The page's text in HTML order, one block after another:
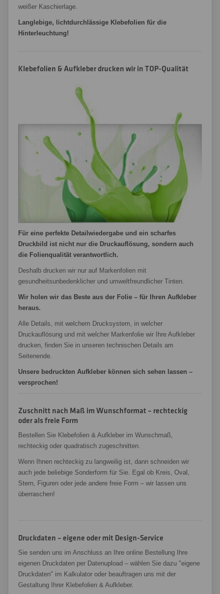
weißer Kaschierlage.
Langlebige, lichtdurchlässige Klebefolien für die
Hinterleuchtung!
Klebefolien & Aufkleber drucken wir in TOP-Qualität
Für eine perfekte Detailwiedergabe und ein scharfes
Druckbild ist nicht nur die Druckauflösung, sondern auch
die Folienqualität verantwortlich.
Deshalb drucken wir nur auf Markenfolien mit
gesundheitsunbedenklicher und umweltfreundlicher Tinten.
Wir holen wir das Beste aus der Folie – für Ihren Aufkleber
heraus.
Alle Details, mit welchem Drucksystem, in welcher
Druckauflösung und mit welcher Markenfolie wir Ihre Aufkleber
drucken, finden Sie in unseren technischen Details am
Seitenende.
Unsere bedruckten Aufkleber können sich sehen lassen –
versprochen!
Zuschnitt nach Maß im Wunschformat – rechteckig
oder als freie Form
Bestellen Sie Klebefolien & Aufkleber im Wunschmaß,
rechteckig oder quadratisch zugeschnitten.
Wenn Ihnen rechteckig zu langweilig ist, dann schneiden wir
auch jede beliebige Sonderform für Sie. Egal ob Kreis, Oval,
Stern, Figuren oder jede andere freie Form – wir lassen uns
überraschen!
Druckdaten – eigene oder mit Design-Service
Sie senden uns im Anschluss an Ihre online Bestellung Ihre
eigenen Druckdaten per Datenupload – wählen Sie dazu "eigene
Druckdaten" im Kalkulator oder beauftragen uns mit der
Gestaltung Ihrer Klebefolien & Aufkleber.